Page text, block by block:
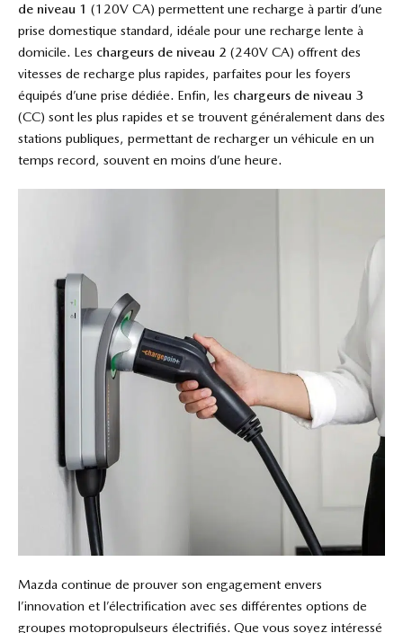
de niveau 1 (120V CA) permettent une recharge à partir d’une
prise domestique standard, idéale pour une recharge lente à
domicile. Les chargeurs de niveau 2 (240V CA) offrent des
vitesses de recharge plus rapides, parfaites pour les foyers
équipés d’une prise dédiée. Enfin, les chargeurs de niveau 3
(CC) sont les plus rapides et se trouvent généralement dans des
stations publiques, permettant de recharger un véhicule en un
temps record, souvent en moins d’une heure.
Mazda continue de prouver son engagement envers
l’innovation et l’électrification avec ses différentes options de
groupes motopropulseurs électrifiés. Que vous soyez intéressé